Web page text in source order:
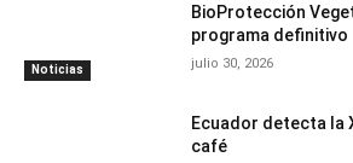
Noticias
BioProtección
programa definitivo
julio 30, 2026
Ecuador detecta la
café